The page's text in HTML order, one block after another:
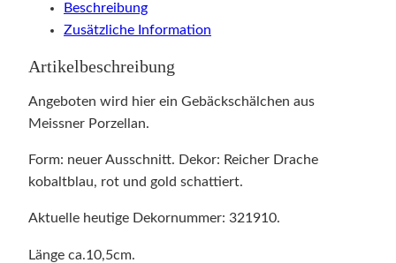
Beschreibung
Zusätzliche Information
Artikelbeschreibung
Angeboten wird hier ein Gebäckschälchen aus
Meissner Porzellan.
Form: neuer Ausschnitt. Dekor: Reicher Drache
kobaltblau, rot und gold schattiert.
Aktuelle heutige Dekornummer: 321910.
Länge ca.10,5cm.